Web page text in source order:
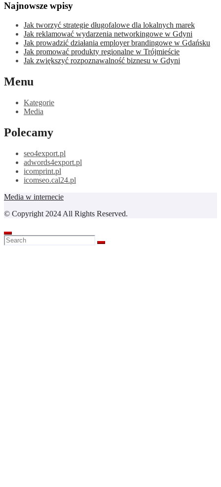
Najnowsze wpisy
Jak tworzyć strategie długofalowe dla lokalnych marek
Jak reklamować wydarzenia networkingowe w Gdyni
Jak prowadzić działania employer brandingowe w Gdańsku
Jak promować produkty regionalne w Trójmieście
Jak zwiększyć rozpoznawalność biznesu w Gdyni
Menu
Kategorie
Media
Polecamy
seo4export.pl
adwords4export.pl
icomprint.pl
icomseo.cal24.pl
Media w internecie
© Copyright 2024 All Rights Reserved.